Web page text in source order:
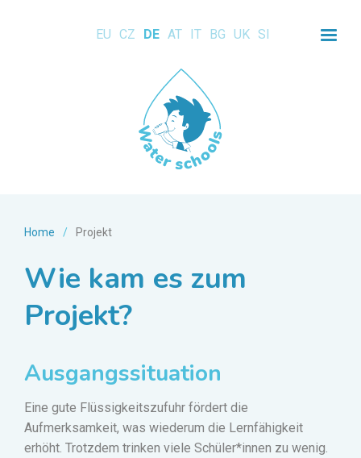
EU CZ DE AT IT BG UK SI
Home / Projekt
Wie kam es zum
Projekt?
Ausgangssituation
Eine gute Flüssigkeitszufuhr fördert die
Aufmerksamkeit, was wiederum die Lernfähigkeit
erhöht. Trotzdem trinken viele Schüler*innen zu wenig.